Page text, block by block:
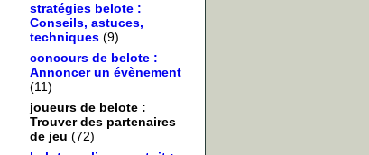
stratégies belote :
Conseils, astuces,
techniques (9)
concours de belote :
Annoncer un évènement
(11)
joueurs de belote :
Trouver des partenaires
de jeu (72)